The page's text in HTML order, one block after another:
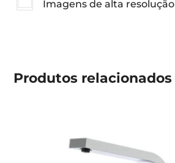
Imagens de alta resolução
Produtos relacionados